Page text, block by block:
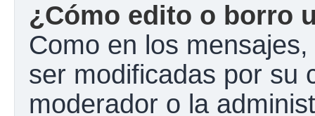
¿Cómo edito o borro
Como en los
ser modificadas por su
moderador o la